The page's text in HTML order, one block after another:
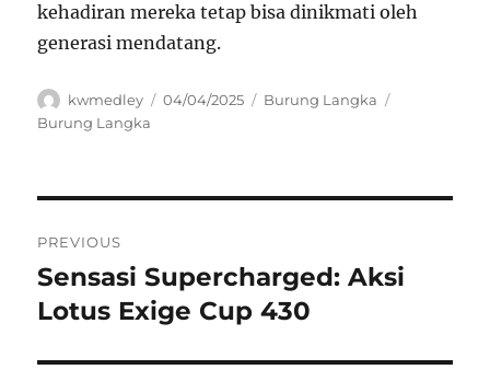
kehadiran mereka tetap bisa dinikmati oleh
generasi mendatang.
Author
kwmedley
Posted
04/04/2025 Categories
Burung Langka
Burung Langka
pos
PREVIOUS
Previous
post:
Sensasi Supercharged: Aksi
Lotus Exige Cup 430